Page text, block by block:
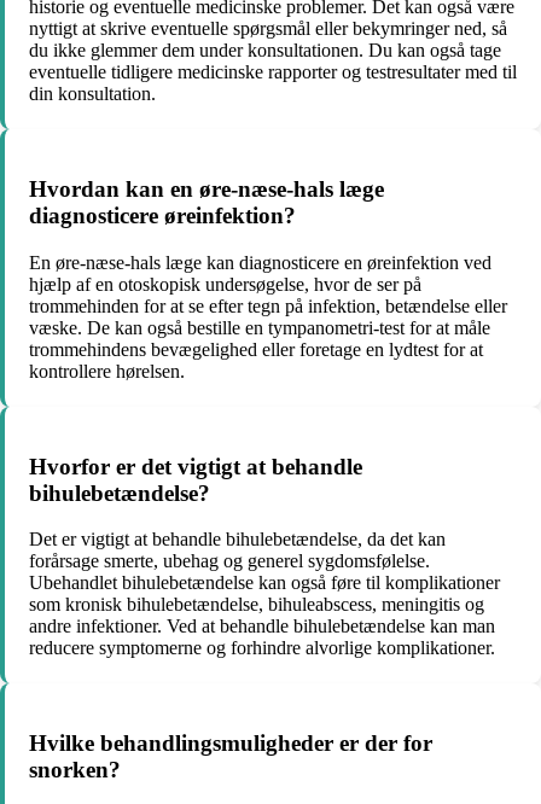
historie og eventuelle medicinske problemer. Det kan også være
nyttigt at skrive eventuelle spørgsmål eller bekymringer ned, så
du ikke glemmer dem under konsultationen. Du kan også tage
eventuelle tidligere medicinske rapporter og testresultater med til
din konsultation.
Hvordan kan en øre-næse-hals læge
diagnosticere øreinfektion?
En øre-næse-hals læge kan diagnosticere en øreinfektion ved
hjælp af en otoskopisk undersøgelse, hvor de ser på
trommehinden for at se efter tegn på infektion, betændelse eller
væske. De kan også bestille en tympanometri-test for at måle
trommehindens bevægelighed eller foretage en lydtest for at
kontrollere hørelsen.
Hvorfor er det vigtigt at behandle
bihulebetændelse?
Det er vigtigt at behandle bihulebetændelse, da det kan
forårsage smerte, ubehag og generel sygdomsfølelse.
Ubehandlet bihulebetændelse kan også føre til komplikationer
som kronisk bihulebetændelse, bihuleabscess, meningitis og
andre infektioner. Ved at behandle bihulebetændelse kan man
reducere symptomerne og forhindre alvorlige komplikationer.
Hvilke behandlingsmuligheder er der for
snorken?